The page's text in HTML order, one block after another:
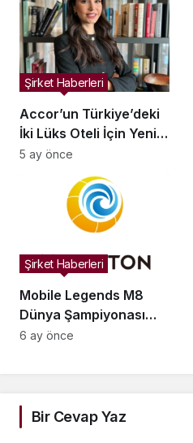
İşbirliği
Accor’un Türkiye’deki
İki Lüks Oteli İçin Yeni
Pazarlama Direktörü
Şirket Haberleri
5 ay önce
Mobile Legends M8
Dünya Şampiyonası
Türkiye’de
Şirket Haberleri
6 ay önce
Bir Cevap Yaz